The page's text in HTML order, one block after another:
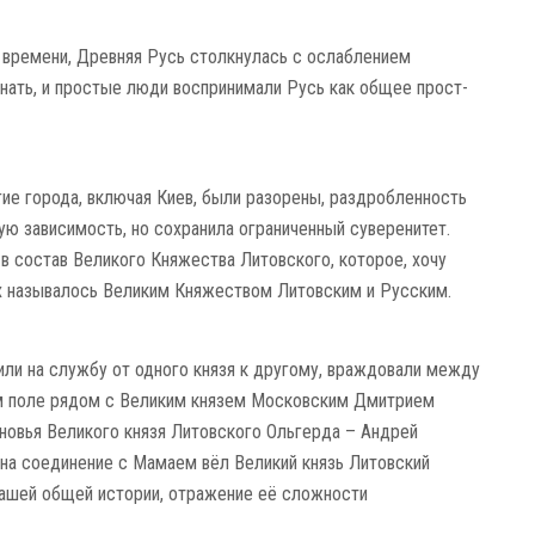
Древняя Русь столкнулась с ослаблением
и простые люди воспри­нимали Русь как общее прост­
города, вклю­чая Киев, были разорены, раз­дроб­ленность
но сохранила ограни­чен­ный сувере­нитет.
Вели­кого Княжества Ли­тов­ского, которое, хочу
назы­валось Великим Княжеством Литовским и Русским.
на службу от одного князя к дру­гому, враждовали между
рядом с Великим князем Мос­ковским Дмит­рием
Великого князя Литовс­кого Оль­герда – Андрей
соединение с Мамаем вёл Великий князь Литовский
общей истории, отра­жение её сложности